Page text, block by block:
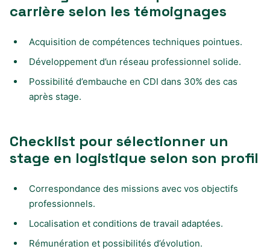
carrière selon les témoignages
Acquisition de compétences techniques pointues.
Développement d’un réseau professionnel solide.
Possibilité d’embauche en CDI dans 30% des cas
après stage.
Checklist pour sélectionner un
stage en logistique selon son profil
Correspondance des missions avec vos objectifs
professionnels.
Localisation et conditions de travail adaptées.
Rémunération et possibilités d’évolution.